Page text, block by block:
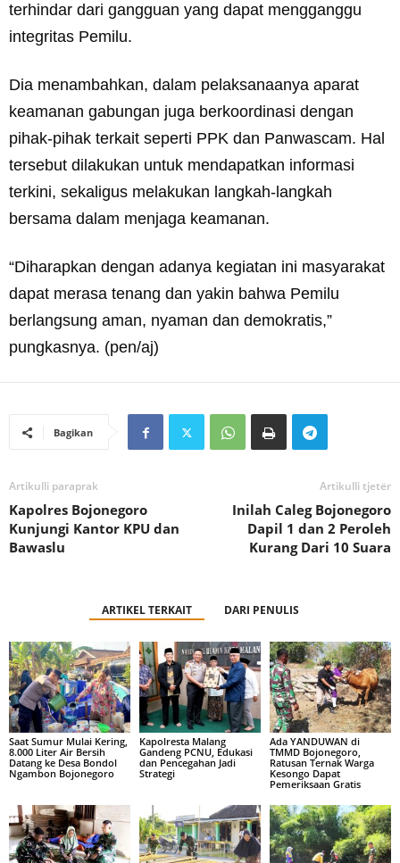
terhindar dari gangguan yang dapat mengganggu
integritas Pemilu.
Dia menambahkan, dalam pelaksanaanya aparat
keamanan gabungan juga berkoordinasi dengan
pihak-pihak terkait seperti PPK dan Panwascam. Hal
tersebut dilakukan untuk mendapatkan informasi
terkini, sekaligus melakukan langkah-langkah
bersama dalam menjaga keamanan.
“Diharapkan dengan adanya kegiatan ini masyarakat
dapat merasa tenang dan yakin bahwa Pemilu
berlangsung aman, nyaman dan demokratis,”
pungkasnya. (pen/aj)
Bagikan
Artikulli paraprak
Kapolres Bojonegoro
Kunjungi Kantor KPU dan
Bawaslu
Artikulli tjetër
Inilah Caleg Bojonegoro
Dapil 1 dan 2 Peroleh
Kurang Dari 10 Suara
ARTIKEL TERKAIT DARI PENULIS
Saat Sumur Mulai Kering,
8.000 Liter Air Bersih
Datang ke Desa Bondol
Ngambon Bojonegoro
Kapolresta Malang
Gandeng PCNU, Edukasi
dan Pencegahan Jadi
Strategi
Ada YANDUWAN di
TMMD Bojonegoro,
Ratusan Ternak Warga
Kesongo Dapat
Pemeriksaan Gratis